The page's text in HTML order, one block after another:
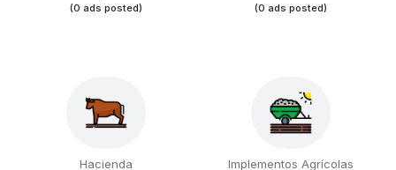
(0 ads posted) (0 ads posted)
Hacienda Implementos Agrícolas